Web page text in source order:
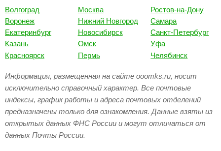
Волгоград
Воронеж
Екатеринбург
Казань
Красноярск
Москва
Нижний Новгород
Новосибирск
Омск
Пермь
Ростов-на-Дону
Самара
Санкт-Петербург
Уфа
Челябинск
Информация, размещенная на сайте ooomks.ru, носит
исключительно справочный характер. Все почтовые
индексы, график работы и адреса почтовых отделений
предназначены только для ознакомления. Данные взяты из
открытых данных ФНС России и могут отличаться от
данных Почты России.